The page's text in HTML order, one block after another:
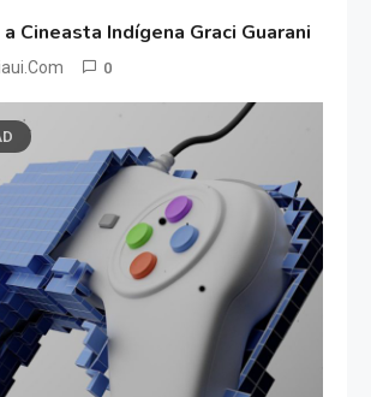
Cineasta Indígena Graci Guarani
0